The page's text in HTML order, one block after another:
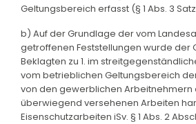
Geltungsbereich erfasst (§ 1 Abs. 3 Satz
b) Auf der Grundlage der vom
getroffenen Feststellungen wurde
Beklagten zu 1. im
vom betrieblichen Geltungsbereich
von den gewerblichen Arbeitnehmern
überwiegend versehenen Arbeiten
Eisenschutzarbeiten iSv. § 1 Abs. 2